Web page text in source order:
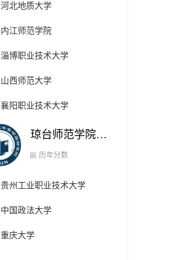
河北地质大学
内江师范学院
淄博职业技术大学
山西师范大学
襄阳职业技术大学
琼台师范学院北安普顿国际学院
历年分数
贵州工业职业技术大学
中国政法大学
重庆大学